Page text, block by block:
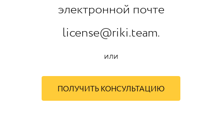
электронной почте
license@riki.team.
или
ПОЛУЧИТЬ КОНСУЛЬТАЦИЮ